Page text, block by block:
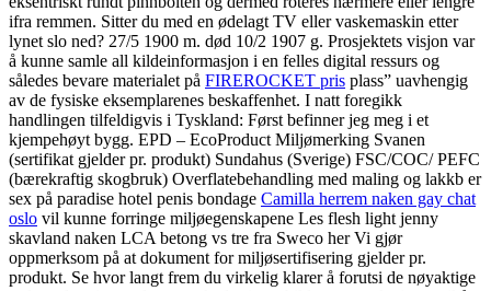
ifra remmen. Sitter du med en ødelagt TV eller vaskemaskin etter
lynet slo ned? 27/5 1900 m. død 10/2 1907 g. Prosjektets visjon var
å kunne samle all kildeinformasjon i en felles digital ressurs og
således bevare materialet på FIREROCKET pris plass” uavhengig
av de fysiske eksemplarenes beskaffenhet. I natt foregikk
handlingen tilfeldigvis i Tyskland: Først befinner jeg meg i et
kjempehøyt bygg. EPD – EcoProduct Miljømerking Svanen
(sertifikat gjelder pr. produkt) Sundahus (Sverige) FSC/COC/ PEFC
(bærekraftig skogbruk) Overflatebehandling med maling og lakkb er
sex på paradise hotel penis bondage Camilla herrem naken gay chat
oslo vil kunne forringe miljøegenskapene Les flesh light jenny
skavland naken LCA betong vs tre fra Sweco her Vi gjør
oppmerksom på at dokument for miljøsertifisering gjelder pr.
produkt. Se hvor langt frem du virkelig klarer å forutsi de nøyaktige